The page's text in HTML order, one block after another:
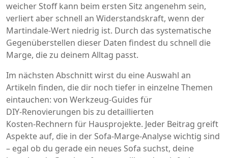
weicher Stoff kann beim ersten Sitz angenehm sein,
verliert aber schnell an Widerstandskraft, wenn der
Martindale‑Wert niedrig ist. Durch das systematische
Gegenüberstellen dieser Daten findest du schnell die
Marge, die zu deinem Alltag passt.
Im nächsten Abschnitt wirst du eine Auswahl an
Artikeln finden, die dir noch tiefer in einzelne Themen
eintauchen: von Werkzeug‑Guides für
DIY‑Renovierungen bis zu detaillierten
Kosten‑Rechnern für Hausprojekte. Jeder Beitrag greift
Aspekte auf, die in der Sofa‑Marge‑Analyse wichtig sind
– egal ob du gerade ein neues Sofa suchst, deine